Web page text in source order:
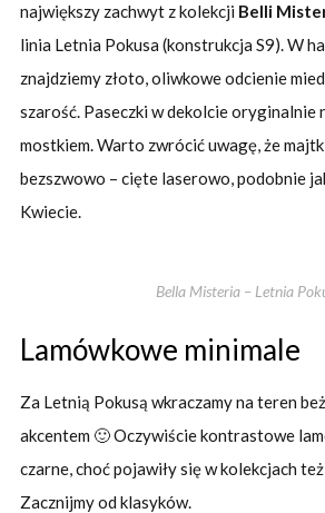
największy zachwyt z kolekcji Belli
linia Letnia Pokusa (konstrukcja S9). W
znajdziemy złoto, oliwkowe odcienie
szarość. Paseczki w dekolcie oryginalnie
mostkiem. Warto zwrócić uwagę, że
bezszwowo – cięte laserowo, podobnie
Kwiecie.
Bella Misteria – Letnia
Lamówkowe minimale
Za Letnią Pokusą wkraczamy na teren
akcentem 🙂 Oczywiście kontrastowe
czarne, choć pojawiły się w kolekcjach
Zacznijmy od klasyków.